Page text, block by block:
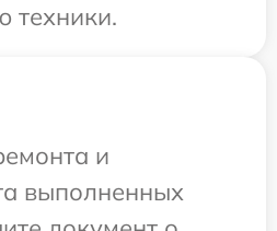
техники.
и
выполненных